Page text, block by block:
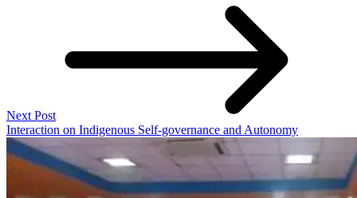
Next Post
Interaction on Indigenous Self-governance and Autonomy